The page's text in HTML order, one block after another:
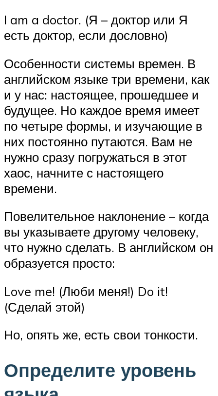
I am a doctor. (Я – доктор или Я
есть доктор, если дословно)
Особенности системы времен. В
английском языке три времени, как
и у нас: настоящее, прошедшее и
будущее. Но каждое время имеет
по четыре формы, и изучающие в
них постоянно путаются. Вам не
нужно сразу погружаться в этот
хаос, начните с настоящего
времени.
Повелительное наклонение – когда
вы указываете другому человеку,
что нужно сделать. В английском он
образуется просто:
Love me! (Люби меня!) Do it!
(Сделай этой)
Но, опять же, есть свои тонкости.
Определите уровень